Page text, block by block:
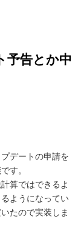
予告とか中
デートの申請を
す。
算ではできるよ
ようになってい
たので実装しま